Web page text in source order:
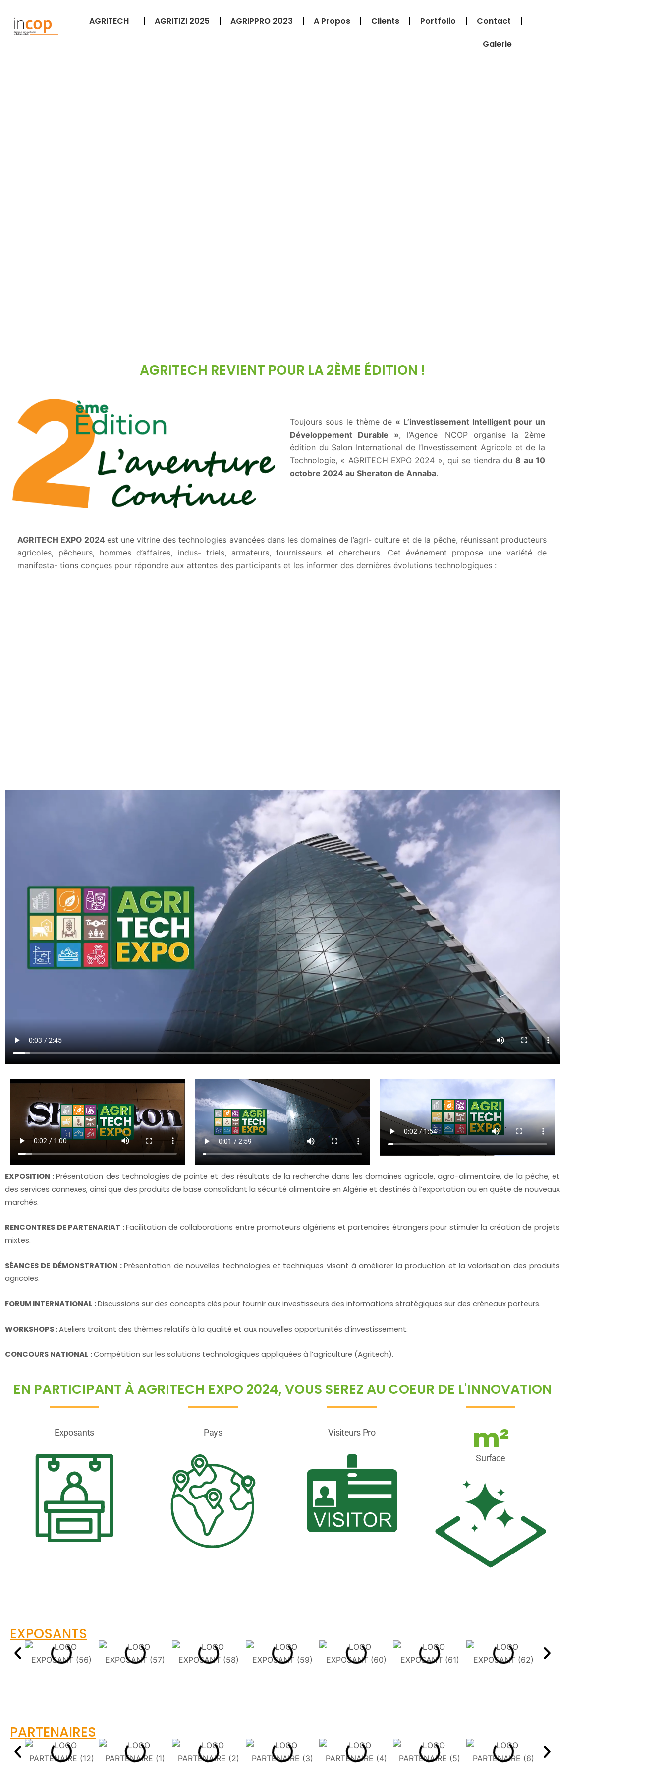
AGRITECH AGRITIZI 2025 AGRIPPRO 2023 A Propos Clients Portfolio
Contact
Galerie
AGRITECH REVIENT POUR LA 2ÈME ÉDITION !
Toujours sous le thème de « L’investissement Intelligent pour un
Développement Durable », l’Agence INCOP organise la 2ème
édition du Salon International de l’Investissement Agricole et de la
Technologie, « AGRITECH EXPO 2024 », qui se tiendra du8 au 10
octobre 2024 au Sheraton de Annaba.
AGRITECH EXPO 2024 est une vitrine des technologies avancées dans les domaines de l’agri- culture et de la pêche, réunissant producteurs
agricoles, pêcheurs, hommes d’affaires, indus- triels, armateurs, fournisseurs et chercheurs. Cet événement propose une variété de
manifesta- tions conçues pour répondre aux attentes des participants et les informer des dernières évolutions technologiques :
EXPOSITION :Présentation des technologies de pointe et des résultats de la recherche dans les domaines agricole, agro-alimentaire, de la pêche, et
des services connexes, ainsi que des produits de base consolidant la sécurité alimentaire en Algérie et destinés à l’exportation ou en quête de nouveaux
marchés.
RENCONTRES DE PARTENARIAT :Facilitation de collaborations entre promoteurs algériens et partenaires étrangers pour stimuler la création de projets
mixtes.
SÉANCES DE DÉMONSTRATION :Présentation de nouvelles technologies et techniques visant à améliorer la production et la valorisation des produits
agricoles.
FORUM INTERNATIONAL :Discussions sur des concepts clés pour fournir aux investisseurs des informations stratégiques sur des créneaux porteurs.
WORKSHOPS :Ateliers traitant des thèmes relatifs à la qualité et aux nouvelles opportunités d’investissement.
CONCOURS NATIONAL :Compétition sur les solutions technologiques appliquées à l’agriculture (Agritech).
EN PARTICIPANT À AGRITECH EXPO 2024, VOUS SEREZ AU COEUR DE L'INNOVATION
Exposants Pays Visiteurs Pro
Surface
m²
EXPOSANTS
PARTENAIRES